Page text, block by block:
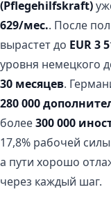
(Pflegehilfskraft)
629/мес.. После
вырастет до EUR 3
уровня немецкого
30 месяцев.
280 000
более300 000
17,8% рабочей
а пути хорошо
через каждый шаг.